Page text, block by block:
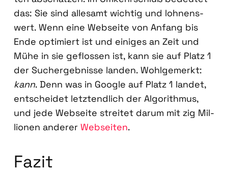
das: Sie sind alle­samt wich­tig und loh­nens­
wert. Wenn eine Web­sei­te von Anfang bis
Ende opti­miert ist und eini­ges an Zeit und
Mühe in sie geflos­sen ist, kann sie auf Platz 1
der Such­ergeb­nis­se lan­den. Wohl­ge­merkt:
kann. Denn was in Goog­le auf Platz 1 lan­det,
ent­schei­det letzt­end­lich der Algo­rith­mus,
und jede Web­sei­te strei­tet dar­um mit zig Mil­
lio­nen ande­rer Web­sei­ten.
Fazit